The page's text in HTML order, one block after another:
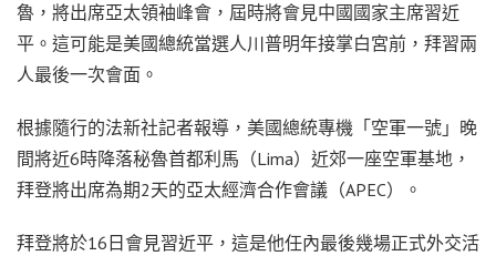
魯，將出席亞太領袖峰會，屆時將會見中國國家主席習近
平。這可能是美國總統當選人川普明年接掌白宮前，拜習兩
人最後一次會面。
根據隨行的法新社記者報導，美國總統專機「空軍一號」晚
間將近6時降落秘魯首都利馬（Lima）近郊一座空軍基地，
拜登將出席為期2天的亞太經濟合作會議（APEC）。
拜登將於16日會見習近平，這是他任內最後幾場正式外交活